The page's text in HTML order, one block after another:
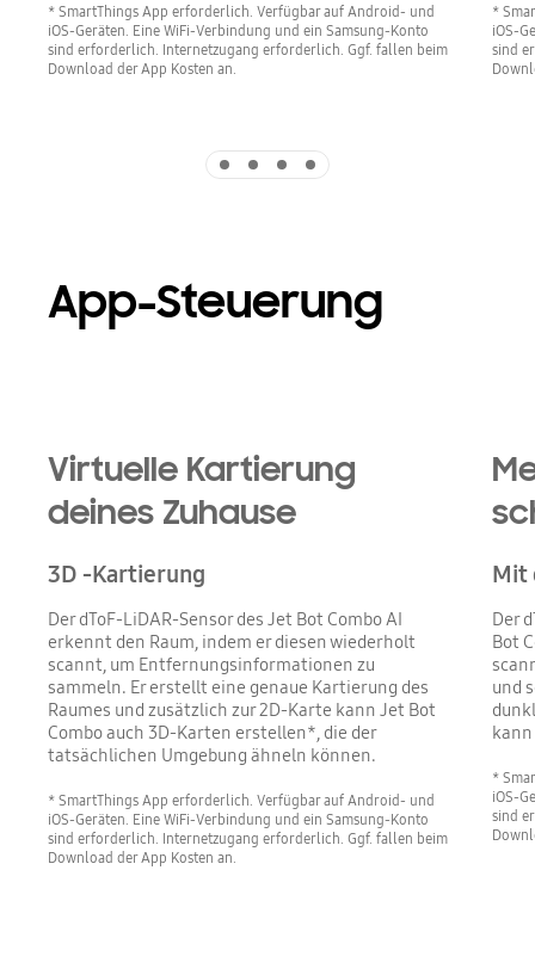
* SmartThings App erforderlich. Verfügbar auf Android- und
iOS-Geräten. Eine WiFi-Verbindung und ein Samsung-Konto
sind erforderlich. Internetzugang erforderlich. Ggf. fallen beim
Download der App Kosten an.
*
iOS-
sind
App-Steuerung
Virtuelle Kartierung
deines Zuhause
3D -Kartierung
Der dToF-LiDAR-Sensor des Jet Bot Combo AI
erkennt den Raum, indem er diesen wiederholt
scannt, um Entfernungsinformationen zu
sammeln. Er erstellt eine genaue Kartierung des
Raumes und zusätzlich zur 2D-Karte kann Jet Bot
Combo auch 3D-Karten erstellen*, die der
tatsächlichen Umgebung ähneln können.
* SmartThings App erforderlich. Verfügbar auf Android- und
iOS-Geräten. Eine WiFi-Verbindung und ein Samsung-Konto
sind erforderlich. Internetzugang erforderlich. Ggf. fallen beim
Download der App Kosten an.
Mit
Der
Bot
und
*
iOS-
sind